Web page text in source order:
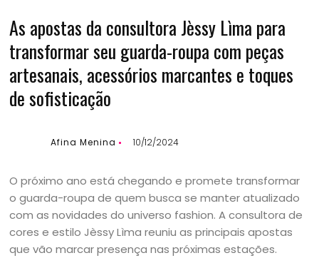
As apostas da consultora Jèssy Lìma para
transformar seu guarda-roupa com peças
artesanais, acessórios marcantes e toques
de sofisticação
Afina Menina 10/12/2024
O próximo ano está chegando e promete transformar
o guarda-roupa de quem busca se manter atualizado
com as novidades do universo fashion. A consultora de
cores e estilo Jèssy Lìma reuniu as principais apostas
que vão marcar presença nas próximas estações.